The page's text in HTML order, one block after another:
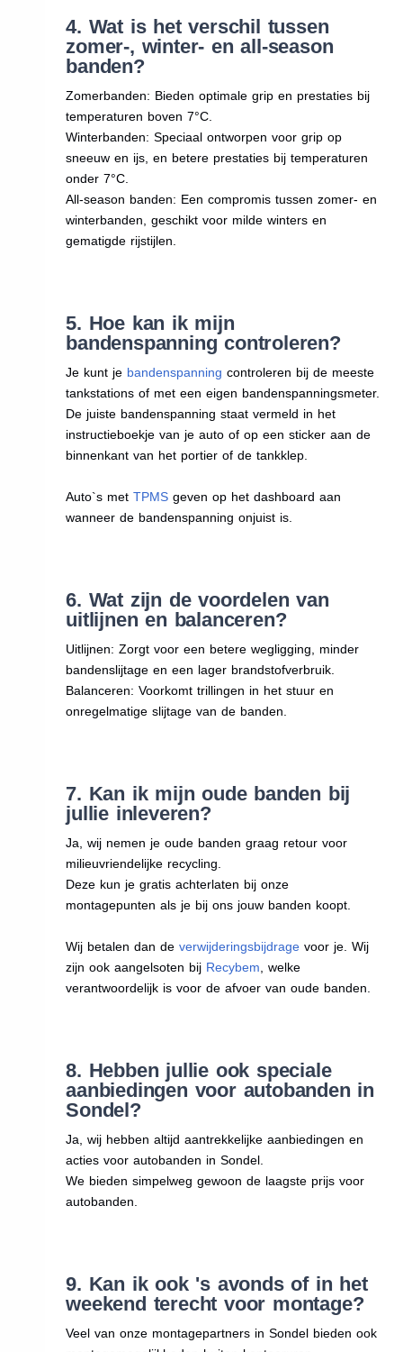
4. Wat is het verschil tussen
zomer-, winter- en all-season
banden?
Zomerbanden: Bieden optimale grip en prestaties bij
temperaturen boven 7°C.
Winterbanden: Speciaal ontworpen voor grip op
sneeuw en ijs, en betere prestaties bij temperaturen
onder 7°C.
All-season banden: Een compromis tussen zomer- en
winterbanden, geschikt voor milde winters en
gematigde rijstijlen.
5. Hoe kan ik mijn
bandenspanning controleren?
Je kunt je bandenspanning controleren bij de meeste
tankstations of met een eigen bandenspanningsmeter.
De juiste bandenspanning staat vermeld in het
instructieboekje van je auto of op een sticker aan de
binnenkant van het portier of de tankklep.
Auto`s metTPMS geven op het dashboard aan
wanneer de bandenspanning onjuist is.
6. Wat zijn de voordelen van
uitlijnen en balanceren?
Uitlijnen: Zorgt voor een betere wegligging, minder
bandenslijtage en een lager brandstofverbruik.
Balanceren: Voorkomt trillingen in het stuur en
onregelmatige slijtage van de banden.
7. Kan ik mijn oude banden bij
jullie inleveren?
Ja, wij nemen je oude banden graag retour voor
milieuvriendelijke recycling.
Deze kun je gratis achterlaten bij onze
montagepunten als je bij ons jouw banden koopt.
Wij betalen dan deverwijderingsbijdrage voor je. Wij
zijn ook aangelsoten bij Recybem , welke
verantwoordelijk is voor de afvoer van oude banden.
8. Hebben jullie ook speciale
aanbiedingen voor autobanden in
Sondel?
Ja, wij hebben altijd aantrekkelijke aanbiedingen en
acties voor autobanden in Sondel.
We bieden simpelweg gewoon de laagste prijs voor
autobanden.
9. Kan ik ook 's avonds of in het
weekend terecht voor montage?
Veel van onze montagepartners in Sondel bieden ook